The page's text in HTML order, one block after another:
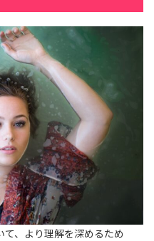
、より理解を深めるため